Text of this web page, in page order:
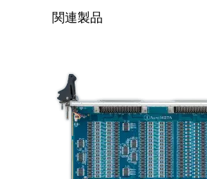
関連製品